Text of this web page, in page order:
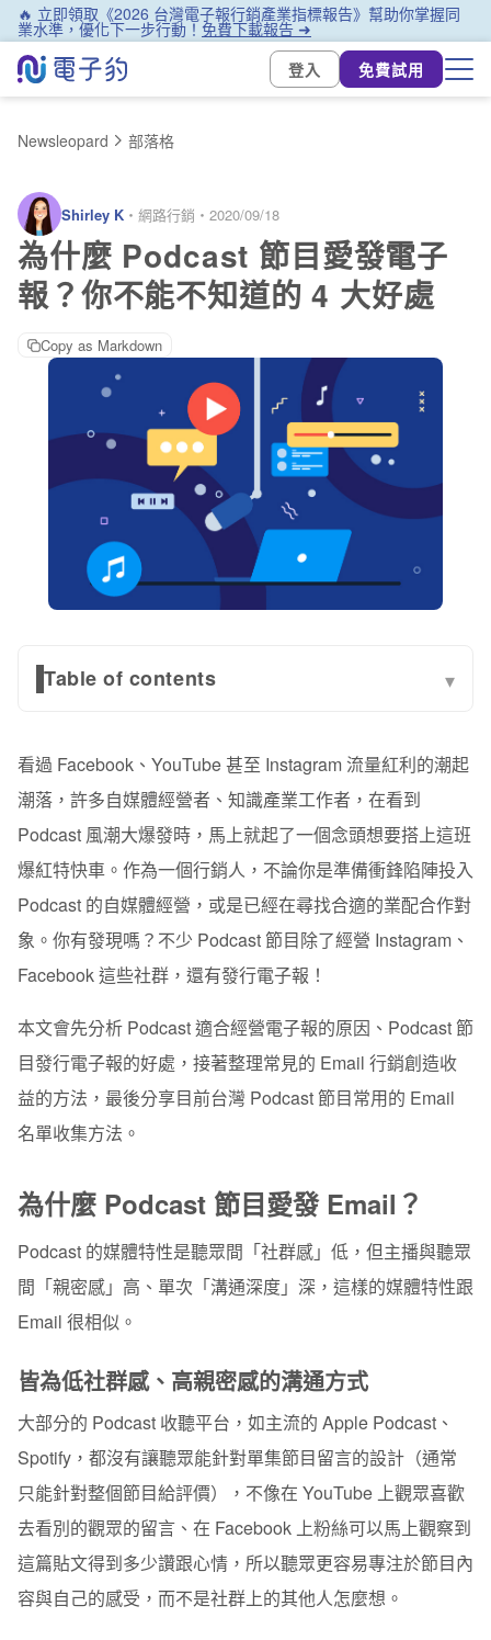
🔥 立即領取《2026 台灣電子報行銷產業指標報告》幫助你掌握同
業水準，優化下一步行動！免費下載報告 ➜
登入
免費試用
Newsleopard 部落格
Shirley K ・ 網路行銷 ・ 2020/09/18
為什麼 Podcast 節目愛發電子
報？你不能不知道的 4 大好處
Copy as Markdown
Table of contents ▾
皆為低社群感、高親密感的溝通方式
受眾適合深度溝通
Podcast 節目發電子報的 4 大優點
優點 4：可將粉絲導入其他管道
Podcaster 怎麼用 Email 行銷賺錢？
4. 業配的加值服務
享受 Podcast 流量紅利，同時居安思危經營再行銷管道
看過 Facebook、YouTube 甚至 Instagram 流量紅利的潮起
潮落，許多自媒體經營者、知識產業工作者，在看到
Podcast 風潮大爆發時，馬上就起了一個念頭想要搭上這班
爆紅特快車。作為一個行銷人，不論你是準備衝鋒陷陣投入
Podcast 的自媒體經營，或是已經在尋找合適的業配合作對
象。你有發現嗎？不少 Podcast 節目除了經營 Instagram、
Facebook 這些社群，還有發行電子報！
本文會先分析 Podcast 適合經營電子報的原因、Podcast 節
目發行電子報的好處，接著整理常見的 Email 行銷創造收
益的方法，最後分享目前台灣 Podcast 節目常用的 Email
名單收集方法。
為什麼 Podcast 節目愛發 Email？
Podcast 的媒體特性是聽眾間「社群感」低，但主播與聽眾
間「親密感」高、單次「溝通深度」深，這樣的媒體特性跟
Email 很相似。
皆為低社群感、高親密感的溝通方式
大部分的 Podcast 收聽平台，如主流的 Apple Podcast、
Spotify，都沒有讓聽眾能針對單集節目留言的設計（通常
只能針對整個節目給評價），不像在 YouTube 上觀眾喜歡
去看別的觀眾的留言、在 Facebook 上粉絲可以馬上觀察到
這篇貼文得到多少讚跟心情，所以聽眾更容易專注於節目內
容與自己的感受，而不是社群上的其他人怎麼想。